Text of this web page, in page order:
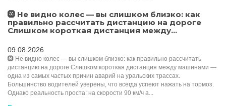
🛞 Не видно колес — вы слишком близко: как
правильно рассчитать дистанцию на дороге
Слишком короткая дистанция между...
09.08.2026
🛞 Не видно колес — вы слишком близко: как правильно рассчитать
дистанцию на дороге Слишком короткая дистанция между машинами —
одна из самых частых причин аварий на уральских трассах.
Большинство водителей уверены, что всегда успеют нажать на тормоз.
Однако реальность проста: на скорости 90 км/ч а...